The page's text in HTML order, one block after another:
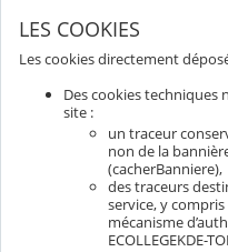
LES COOKIES
Les cookies directement
Des cookies techniques
site :
un traceur
non de la
(cacherBanniere),
des traceurs
service, y
mécanisme
ECOLLEGEKDE-